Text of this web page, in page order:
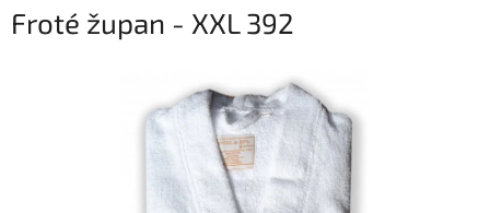
Froté župan - XXL 392